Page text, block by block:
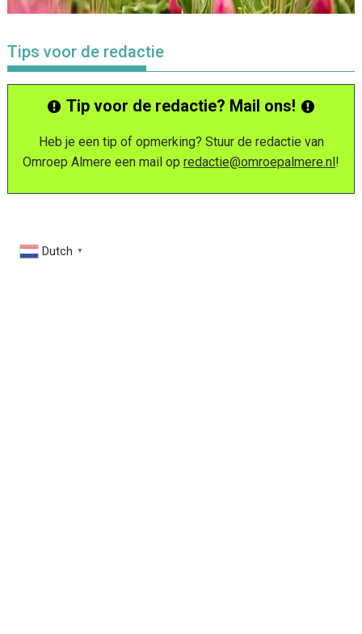
Tips voor de redactie
Tip voor de redactie? Mail ons!
Heb je een tip of opmerking? Stuur de redactie van
Omroep Almere een mail op redactie@omroepalmere.nl!
Dutch ▼